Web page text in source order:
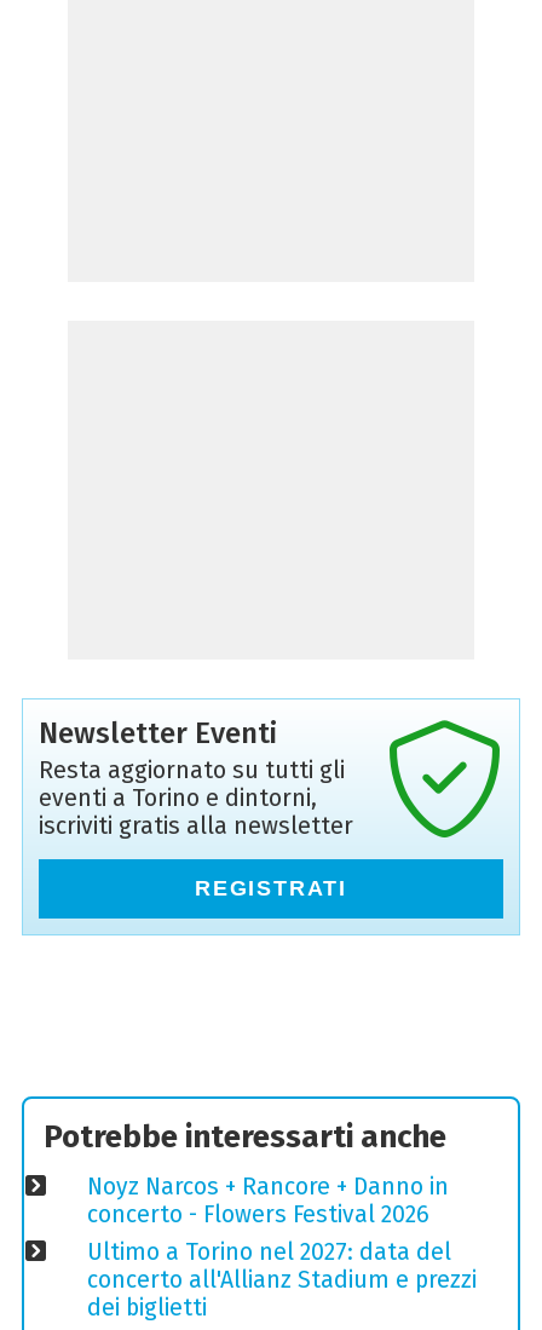
Newsletter Eventi
Resta aggiornato su tutti gli
eventi a Torino e dintorni,
iscriviti gratis alla newsletter
REGISTRATI
Potrebbe interessarti anche
Noyz Narcos + Rancore + Danno in
concerto - Flowers Festival 2026
Ultimo a Torino nel 2027: data del
concerto all'Allianz Stadium e prezzi
dei biglietti